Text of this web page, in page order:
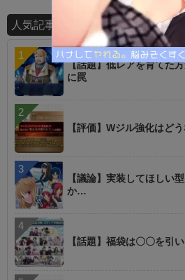
人気記事ランキング
【話題】低レアを育てた
に罠
【評価】Wジル強化はど
【議論】実装してほしい
か…
【話題】福袋は〇〇を引